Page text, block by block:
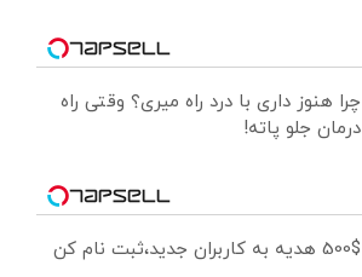
چرا هنوز داری با درد راه میری؟ وقتی راه
درمان جلو پاته!
500$ هدیه به کاربران جدید،ثبت نام کن